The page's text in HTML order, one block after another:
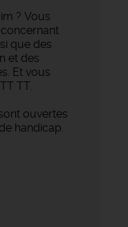
? Vous
que des
et des
Et vous
TT.
ouvertes
handicap.